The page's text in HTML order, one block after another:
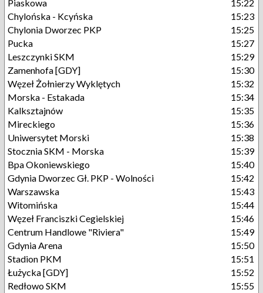
Piaskowa
15:22
Chylońska - Kcyńska
15:23
Chylonia Dworzec PKP
15:25
Pucka
15:27
Leszczynki SKM
15:29
Zamenhofa [GDY]
15:30
Węzeł Żołnierzy Wyklętych
15:32
Morska - Estakada
15:34
Kalksztajnów
15:35
Mireckiego
15:36
Uniwersytet Morski
15:38
Stocznia SKM - Morska
15:39
Bpa Okoniewskiego
15:40
Gdynia Dworzec Gł. PKP - Wolności
15:42
Warszawska
15:43
Witomińska
15:44
Węzeł Franciszki Cegielskiej
15:46
Centrum Handlowe "Riviera"
15:49
Gdynia Arena
15:50
Stadion PKM
15:51
Łużycka [GDY]
15:52
Redłowo SKM
15:55